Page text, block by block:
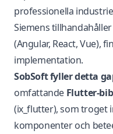
professionella
Siemens
(Angular, React, Vue),
implementation.
SobSoft fyller detta
omfattande Flutter-
(ix_flutter), som troget
komponenter och